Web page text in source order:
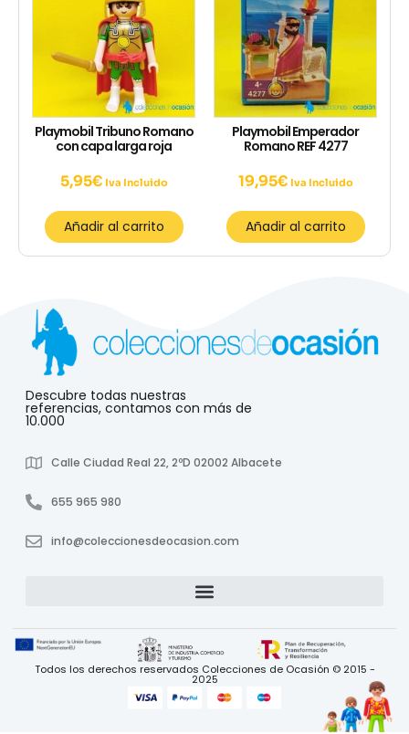
Playmobil Tribuno Romano
con capa larga roja
5,95€ Iva Incluido
Añadir al carrito
Playmobil Emperador
Romano REF 4277
19,95€ Iva Incluido
Añadir al carrito
Descubre todas nuestras
referencias, contamos con más de
10.000
Calle Ciudad Real 22, 2ºD 02002 Albacete
655 965 980
info@coleccionesdeocasion.com
Todos los derechos reservados Colecciones de Ocasión © 2015 -
2025